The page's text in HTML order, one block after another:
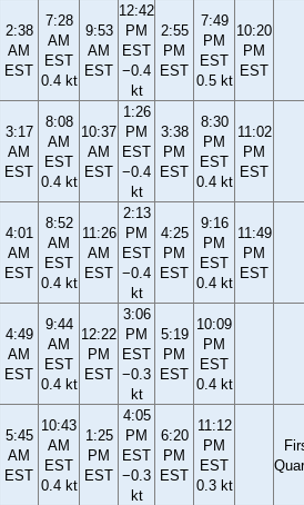
2:38
AM
EST
7:28
AM
EST
0.4 kt
9:53
AM
EST
12:42
PM
EST
−0.4
kt
2:55
PM
EST
7:49
PM
EST
0.5 kt
10:20
PM
EST
3:17
AM
EST
8:08
AM
EST
0.4 kt
10:37
AM
EST
1:26
PM
EST
−0.4
kt
3:38
PM
EST
8:30
PM
EST
0.4 kt
11:02
PM
EST
4:01
AM
EST
8:52
AM
EST
0.4 kt
11:26
AM
EST
2:13
PM
EST
−0.4
kt
4:25
PM
EST
9:16
PM
EST
0.4 kt
11:49
PM
EST
4:49
AM
EST
9:44
AM
EST
0.4 kt
12:22
PM
EST
3:06
PM
EST
−0.3
kt
5:19
PM
EST
10:09
PM
EST
0.4 kt
5:45
AM
EST
10:43
AM
EST
0.4 kt
1:25
PM
EST
4:05
PM
EST
−0.3
kt
6:20
PM
EST
11:12
PM
EST
0.3 kt